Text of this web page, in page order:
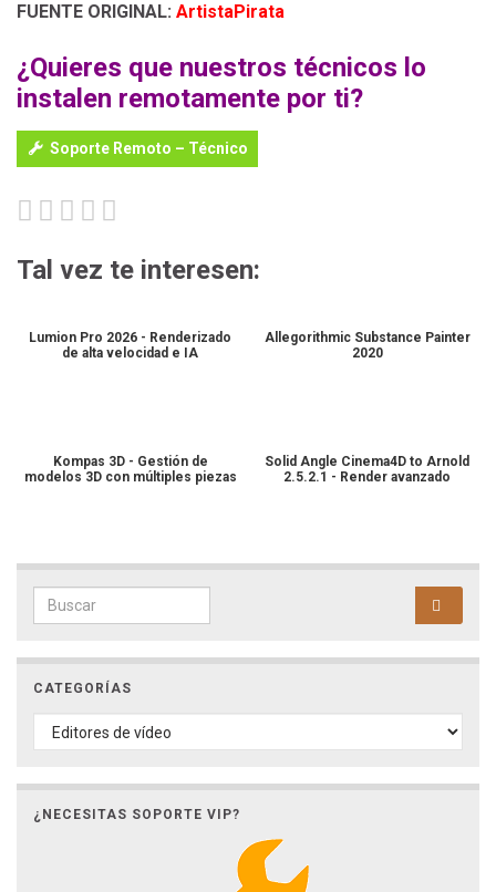
FUENTE ORIGINAL: ArtistaPirata
¿Quieres que nuestros técnicos lo
instalen remotamente por ti?
Soporte Remoto – Técnico
Tal vez te interesen:
Lumion Pro 2026 - Renderizado
de alta velocidad e IA
Allegorithmic Substance Painter
2020
Kompas 3D - Gestión de
modelos 3D con múltiples piezas
Solid Angle Cinema4D to Arnold
2.5.2.1 - Render avanzado
Search for:
CATEGORÍAS
CATEGORÍAS
¿NECESITAS SOPORTE VIP?